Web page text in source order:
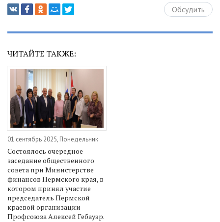
Обсудить
ЧИТАЙТЕ ТАКЖЕ:
01 сентябрь 2025, Понедельник
Состоялось очередное
заседание общественного
совета при Министерстве
финансов Пермского края, в
котором принял участие
председатель Пермской
краевой организации
Профсоюза Алексей Гебауэр.